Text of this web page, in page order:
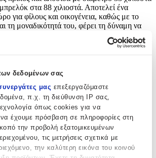
δεδομένων σας
μας επεξεργαζόμαστε
π.χ. τη διεύθυνση IP σας,
όπως cookies για να
έχουμε πρόσβαση σε πληροφορίες στη
την προβολή εξατομικευμένων
τις μετρήσεις σχετικά με
την καλύτερη εικόνα του κοινού
στα 88 χιλιοστά. Αποτελεί ένα
για φίλους και οικογένεια, καθώς με το
τη μοναδικότητά του, φέρει τη δύναμη να
και συναισθήματα.